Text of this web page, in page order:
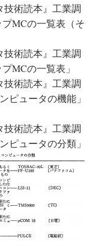
術読本』工業調
プMCの一覧表（そ
術読本』工業調
MCの一覧表」
術読本』工業調
ピュータの機能」
術読本』工業調
ピュータの分類」